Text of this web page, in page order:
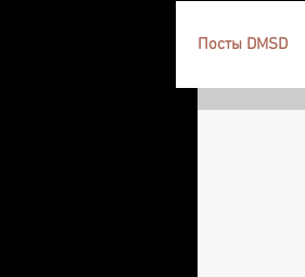
Посты DMSD